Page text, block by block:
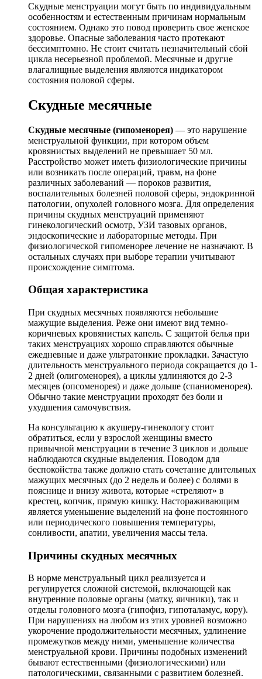
Скудные менструации могут быть по индивидуальным
особенностям и естественным причинам нормальным
состоянием. Однако это повод проверить свое женское
здоровье. Опасные заболевания часто протекают
бессимптомно. Не стоит считать незначительный сбой
цикла несерьезной проблемой. Месячные и другие
влагалищные выделения являются индикатором
состояния половой сферы.
Скудные месячные
Скудные месячные (гипоменорея) — это нарушение
менструальной функции, при котором объем
кровянистых выделений не превышает 50 мл.
Расстройство может иметь физиологические причины
или возникать после операций, травм, на фоне
различных заболеваний — пороков развития,
воспалительных болезней половой сферы, эндокринной
патологии, опухолей головного мозга. Для определения
причины скудных менструаций применяют
гинекологический осмотр, УЗИ тазовых органов,
эндоскопические и лабораторные методы. При
физиологической гипоменорее лечение не назначают. В
остальных случаях при выборе терапии учитывают
происхождение симптома.
Общая характеристика
При скудных месячных появляются небольшие
мажущие выделения. Реже они имеют вид темно-
коричневых кровянистых капель. С защитой белья при
таких менструациях хорошо справляются обычные
ежедневные и даже ультратонкие прокладки. Зачастую
длительность менструального периода сокращается до 1-
2 дней (олигоменорея), а циклы удлиняются до 2-3
месяцев (опсоменорея) и даже дольше (спаниоменорея).
Обычно такие менструации проходят без боли и
ухудшения самочувствия.
На консультацию к акушеру-гинекологу стоит
обратиться, если у взрослой женщины вместо
привычной менструации в течение 3 циклов и дольше
наблюдаются скудные выделения. Поводом для
беспокойства также должно стать сочетание длительных
мажущих месячных (до 2 недель и более) с болями в
пояснице и внизу живота, которые «стреляют» в
крестец, копчик, прямую кишку. Настораживающим
является уменьшение выделений на фоне постоянного
или периодического повышения температуры,
сонливости, апатии, увеличения массы тела.
Причины скудных месячных
В норме менструальный цикл реализуется и
регулируется сложной системой, включающей как
внутренние половые органы (матку, яичники), так и
отделы головного мозга (гипофиз, гипоталамус, кору).
При нарушениях на любом из этих уровней возможно
укорочение продолжительности месячных, удлинение
промежутков между ними, уменьшение количества
менструальной крови. Причины подобных изменений
бывают естественными (физиологическими) или
патологическими, связанными с развитием болезней.